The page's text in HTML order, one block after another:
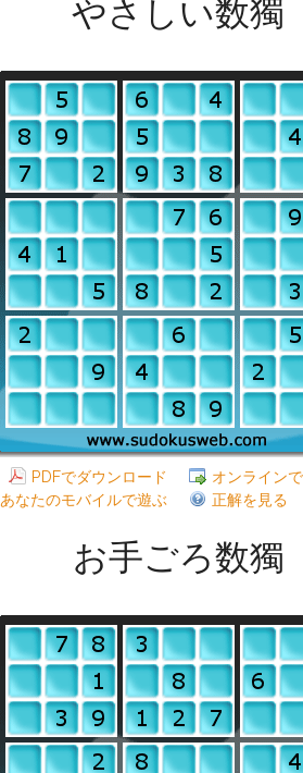
やさしい数獨
PDFでダウンロード
オンライン
あなたのモバイルで遊ぶ
正解を見る
お手ごろ数獨